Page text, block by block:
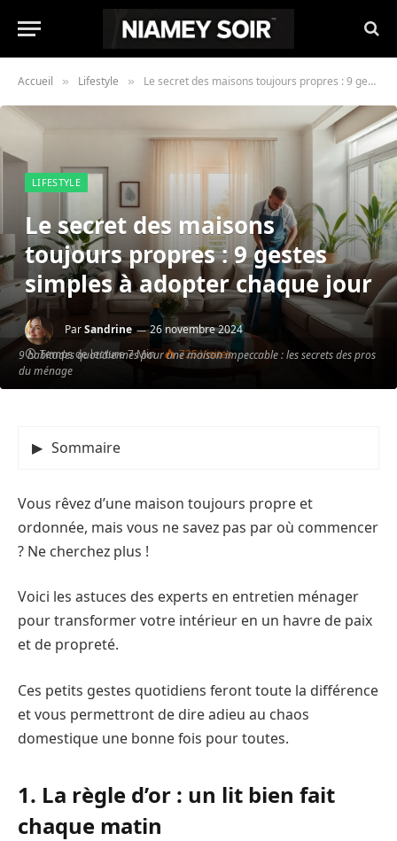
Accueil » Lifestyle » Le secret des maisons toujours propres : 9 gestes simples à adopter chaque jour
9 habitudes quotidiennes pour une maison impeccable : les secrets des pros
du ménage
LIFESTYLE
Le secret des maisons
toujours propres : 9 gestes
simples à adopter chaque jour
ParSandrine
26 novembre 2024
Temps de lecture 7 Min
725Visites
Sommaire
Vous rêvez d’une maison toujours propre et
ordonnée, mais vous ne savez pas par où commencer
? Ne cherchez plus !
Voici les astuces des experts en entretien ménager
pour transformer votre intérieur en un havre de paix
et de propreté.
Ces petits gestes quotidiens feront toute la différence
et vous permettront de dire adieu au chaos
domestique une bonne fois pour toutes.
1. La règle d’or : un lit bien fait
chaque matin